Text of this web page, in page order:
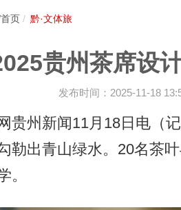
页 黔·文体旅
贵州茶席设
发布时间：2025-11-18
州新闻11月18日电（记
勒出青山绿水。20名茶
。